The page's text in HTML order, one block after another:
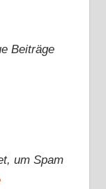
Beiträge
um Spam